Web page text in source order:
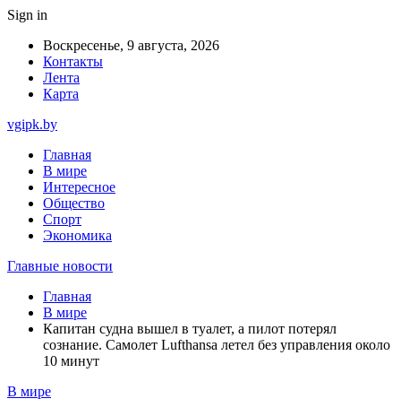
Sign in
Воскресенье, 9 августа, 2026
Контакты
Лента
Карта
vgipk.by
Главная
В мире
Интересное
Общество
Спорт
Экономика
Главные новости
Главная
В мире
Капитан судна вышел в туалет, а пилот потерял
сознание. Самолет Lufthansa летел без управления около
10 минут
В мире